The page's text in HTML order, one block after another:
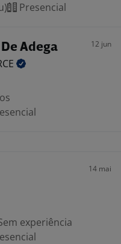
Presencial
Adega 12 jun
14 mai
experiência